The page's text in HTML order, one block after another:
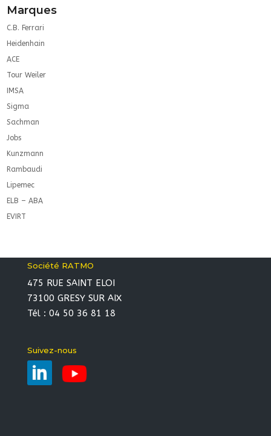
Marques
C.B. Ferrari
Heidenhain
ACE
Tour Weiler
IMSA
Sigma
Sachman
Jobs
Kunzmann
Rambaudi
Lipemec
ELB – ABA
EVIRT
Société RATMO
475 RUE SAINT ELOI
73100 GRESY SUR AIX
Tél : 04 50 36 81 18
Suivez-nous